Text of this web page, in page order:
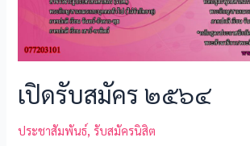
เปิดรับสมัคร ๒๕๖๔
ประชาสัมพันธ์, รับสมัครนิสิต